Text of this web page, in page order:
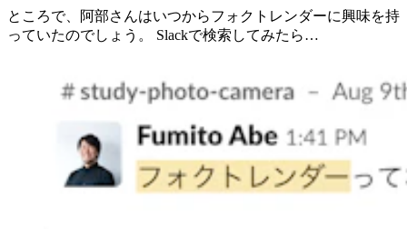
ところで、阿部さんはいつからフォクトレンダーに興味を持
っていたのでしょう。 Slackで検索してみたら…